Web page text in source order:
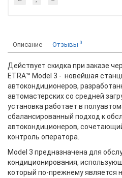
Описание Отзывы 0
Действует скидка при заказе
ETRA™ Model 3 - новейшая
автокондиционеров,
автомастерских со средней
установка работает в
сбалансированный подход к
автокондиционеров,
контроль оператора.
Model 3 предназначена для
кондиционирования,
который по-прежнему является